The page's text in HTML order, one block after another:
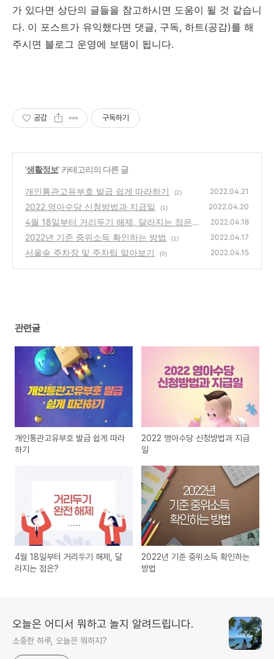
가 있다면 상단의 글들을 참고하시면 도움이 될 것 같습니
다. 이 포스트가 유익했다면 댓글, 구독, 하트(공감)를 해
주시면 블로그 운영에 보탬이 됩니다.
공감 구독하기
'생활정보' 카테고리의 다른 글
개인통관고유부호 발급 쉽게 따라하기 (2) 2022.04.21
2022 영아수당 신청방법과 지급일 (1) 2022.04.20
4월 18일부터 거리두기 해제, 달라지는 점은?
(0)
2022.04.18
2022년 기준 중위소득 확인하는 방법 (1) 2022.04.17
서울숲 주차장 및 주차팁 알아보기 (0) 2022.04.15
관련글
개인통관고유부호 발급 쉽게 따라
하기
2022 영아수당 신청방법과 지급
일
4월 18일부터 거리두기 해제, 달
라지는 점은?
2022년 기준 중위소득 확인하는
방법
오늘은 어디서 뭐하고 놀지 알려드립니다.
소중한 하루, 오늘은 뭐하지?